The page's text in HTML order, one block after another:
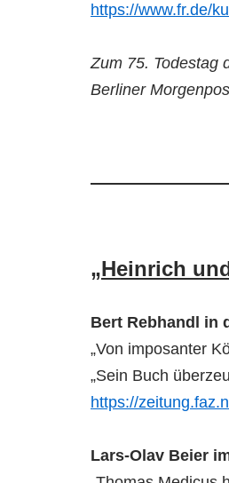
https://www.fr.de/
Zum 75. Todestag
Berliner
„Heinrich
Bert Rebhandl in
„Von imposanter
„Sein Buch
https://
Lars-Olav Beier